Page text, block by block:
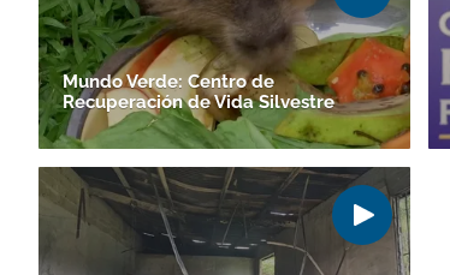
Mundo Verde: Centro de
Recuperación de Vida Silvestre